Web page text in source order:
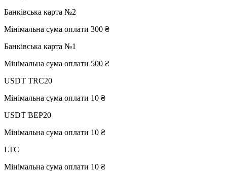
Банківська карта №2
Мінімальна сума оплати 300 ₴
Банківська карта №1
Мінімальна сума оплати 500 ₴
USDT TRC20
Мінімальна сума оплати 10 ₴
USDT BEP20
Мінімальна сума оплати 10 ₴
LTC
Мінімальна сума оплати 10 ₴